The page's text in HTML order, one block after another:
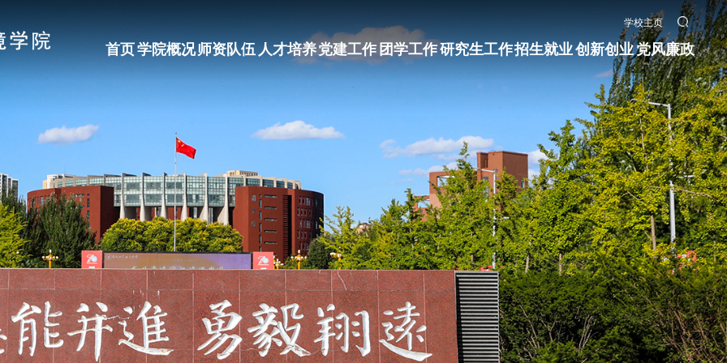
学校主页
首页学院概况师资队伍 人才培养党建工作 团学工作研究生工作招生就业创新创业党风廉政